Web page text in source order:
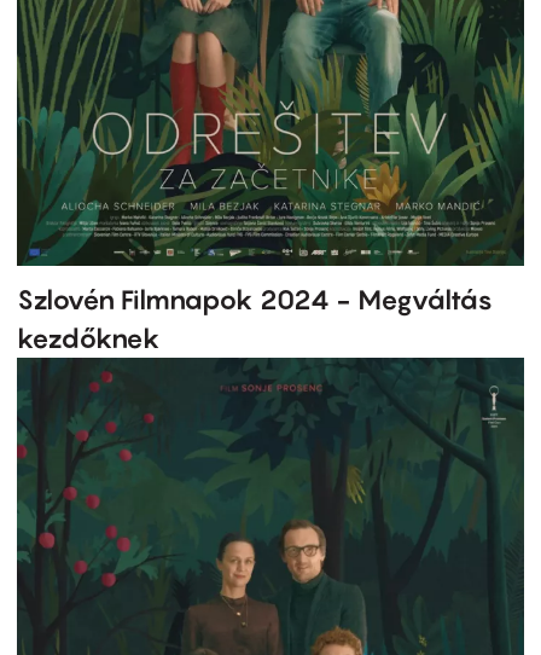
Szlovén Filmnapok 2024 - Megváltás
kezdőknek